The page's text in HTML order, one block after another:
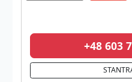
+48 603